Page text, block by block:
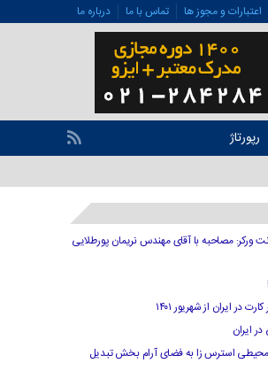
اعتبارات و مجوز ها تماس با ما درباره ما
رپورتاژ
ورکر: مصاحبه با آقای مهندس نریمان پورطلایی
در ایران از شهریور ۱۴۰۱
ایران
استرس زا به فضای آرام بخش تبدیل